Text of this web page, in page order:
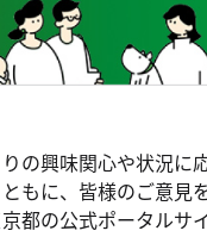
の興味関心や状況に
もに、皆様のご意見
都の公式ポータルサ